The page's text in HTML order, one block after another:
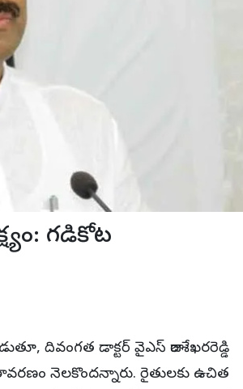
గడికోట
దివంగత డాక్టర్ వైఎస్ రాజశేఖరరెడ్డి
నెలకొందన్నారు. రైతులకు ఉచిత